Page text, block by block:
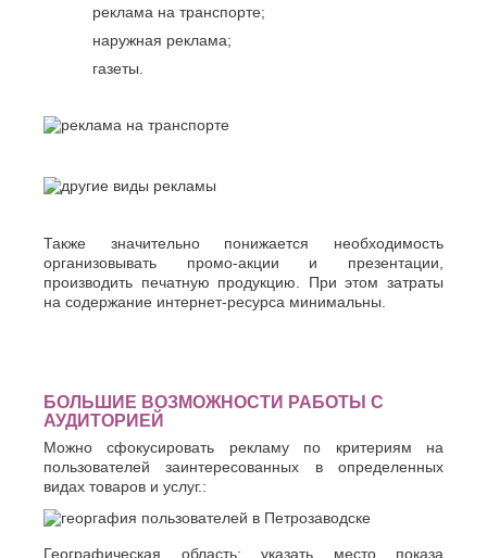
реклама на транспорте;
наружная реклама;
газеты.
Также значительно понижается необходимость
организовывать промо-акции и презентации,
производить печатную продукцию. При этом затраты
на содержание интернет-ресурса минимальны.
БОЛЬШИЕ ВОЗМОЖНОСТИ РАБОТЫ С
АУДИТОРИЕЙ
Можно сфокусировать рекламу по критериям на
пользователей заинтересованных в определенных
видах товаров и услуг.:
Географическая область: указать место показа